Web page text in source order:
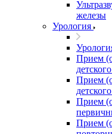
железы
Урология
Прием
Прием
Прием
Прием